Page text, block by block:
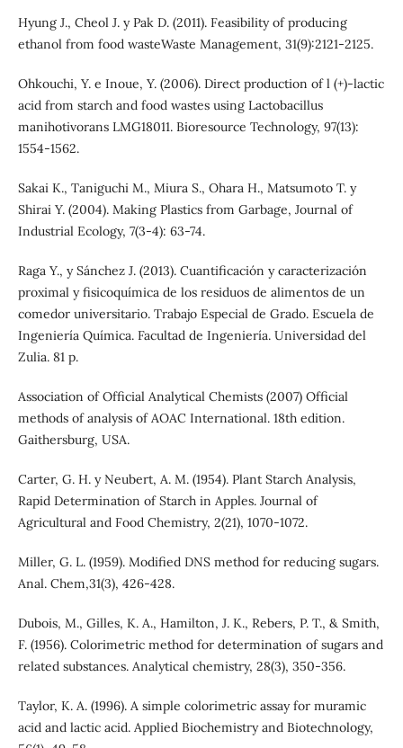
Hyung J., Cheol J. y Pak D. (2011). Feasibility of producing
ethanol from food wasteWaste Management, 31(9):2121-2125.
Ohkouchi, Y. e Inoue, Y. (2006). Direct production of l (+)-lactic
acid from starch and food wastes using Lactobacillus
manihotivorans LMG18011. Bioresource Technology, 97(13):
1554-1562.
Sakai K., Taniguchi M., Miura S., Ohara H., Matsumoto T. y
Shirai Y. (2004). Making Plastics from Garbage, Journal of
Industrial Ecology, 7(3-4): 63-74.
Raga Y., y Sánchez J. (2013). Cuantificación y caracterización
proximal y fisicoquímica de los residuos de alimentos de un
comedor universitario. Trabajo Especial de Grado. Escuela de
Ingeniería Química. Facultad de Ingeniería. Universidad del
Zulia. 81 p.
Association of Official Analytical Chemists (2007) Official
methods of analysis of AOAC International. 18th edition.
Gaithersburg, USA.
Carter, G. H. y Neubert, A. M. (1954). Plant Starch Analysis,
Rapid Determination of Starch in Apples. Journal of
Agricultural and Food Chemistry, 2(21), 1070-1072.
Miller, G. L. (1959). Modified DNS method for reducing sugars.
Anal. Chem,31(3), 426-428.
Dubois, M., Gilles, K. A., Hamilton, J. K., Rebers, P. T., & Smith,
F. (1956). Colorimetric method for determination of sugars and
related substances. Analytical chemistry, 28(3), 350-356.
Taylor, K. A. (1996). A simple colorimetric assay for muramic
acid and lactic acid. Applied Biochemistry and Biotechnology,